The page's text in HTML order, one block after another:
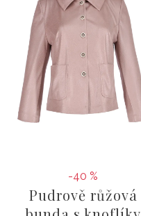
-40 %
Pudrově růžová